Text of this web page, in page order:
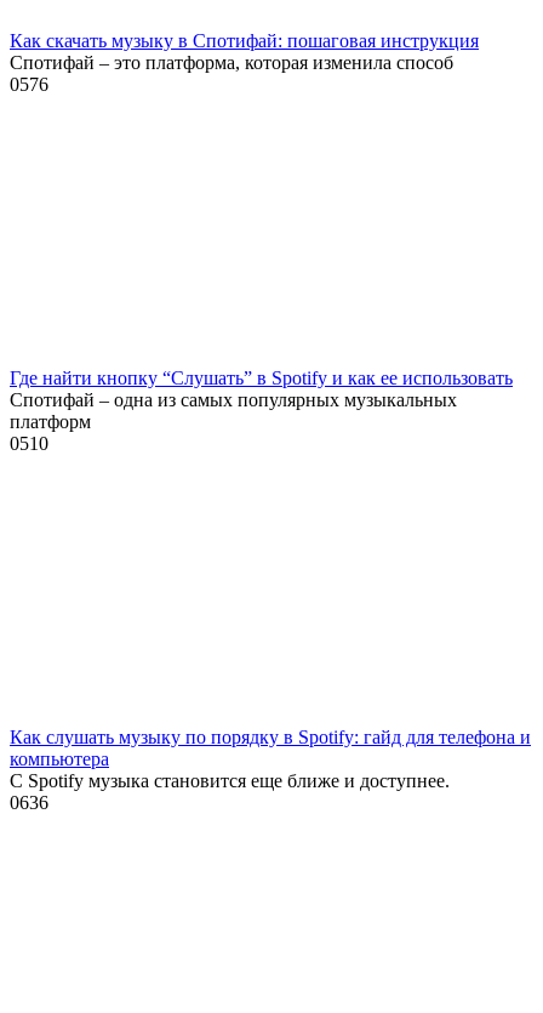
Как скачать музыку в Спотифай: пошаговая инструкция
Спотифай – это платформа, которая изменила способ
0576
Где найти кнопку “Слушать” в Spotify и как ее использовать
Спотифай – одна из самых популярных музыкальных
платформ
0510
Как слушать музыку по порядку в Spotify: гайд для телефона и
компьютера
С Spotify музыка становится еще ближе и доступнее.
0636